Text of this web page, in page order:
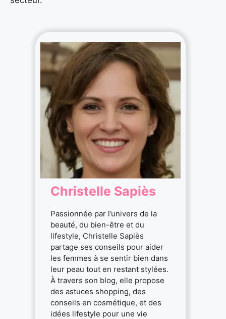
Christelle Sapiès
Passionnée par l’univers de la
beauté, du bien-être et du
lifestyle, Christelle Sapiès
partage ses conseils pour aider
les femmes à se sentir bien dans
leur peau tout en restant stylées.
À travers son blog, elle propose
des astuces shopping, des
conseils en cosmétique, et des
idées lifestyle pour une vie